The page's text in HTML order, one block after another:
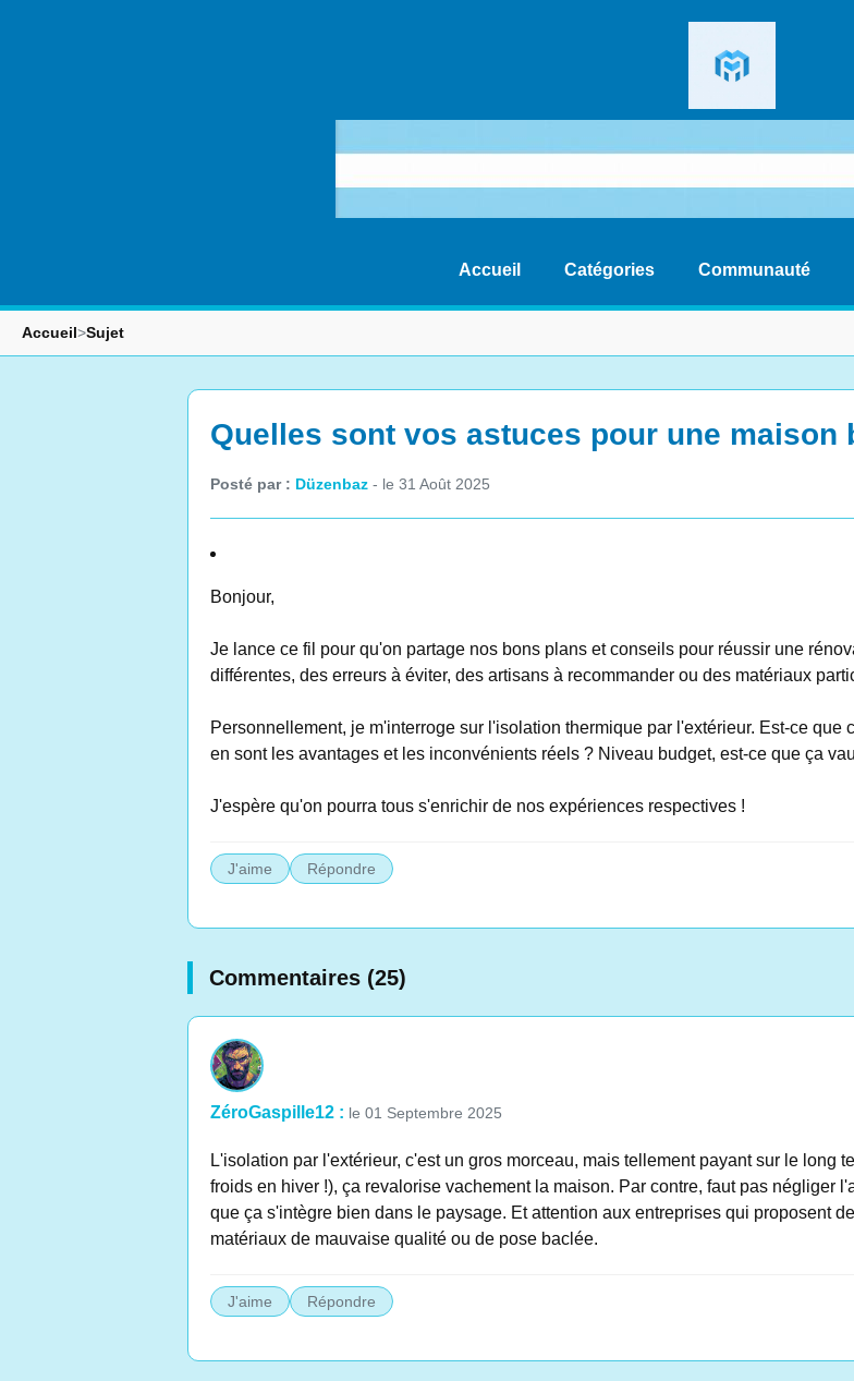
Accueil Catégories Communauté
Accueil>Sujet
Quelles sont vos astuces pour une maison
Posté par : Düzenbaz - le 31 Août 2025
Bonjour,
Je lance ce fil pour qu'on partage nos bons plans et conseils pour réussir une
différentes, des erreurs à éviter, des artisans à recommander ou des matériaux
Personnellement, je m'interroge sur l'isolation thermique par l'extérieur. Est-ce
en sont les avantages et les inconvénients réels ? Niveau budget, est-ce que ça
J'espère qu'on pourra tous s'enrichir de nos expériences respectives !
J'aime Répondre
Commentaires (25)
ZéroGaspille12 : le 01 Septembre 2025
L'isolation par l'extérieur, c'est un gros morceau, mais tellement payant sur le long
froids en hiver !), ça revalorise vachement la maison. Par contre, faut pas négliger
que ça s'intègre bien dans le paysage. Et attention aux entreprises qui proposent
matériaux de mauvaise qualité ou de pose baclée.
J'aime Répondre